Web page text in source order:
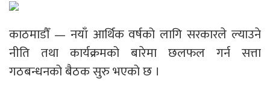
काठमाडौँ — नयाँ आर्थिक वर्षको लागि सरकारले ल्याउने
नीति तथा कार्यक्रमको बारेमा छलफल गर्न सत्ता
गठबन्धनको बैठक सुरु भएको छ ।